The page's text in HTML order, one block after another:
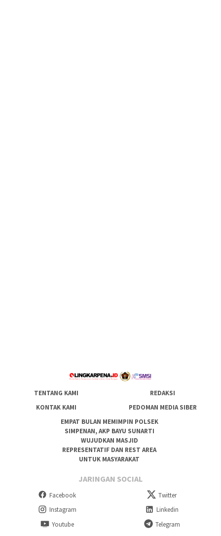
TENTANG KAMI
REDAKSI
KONTAK KAMI
PEDOMAN MEDIA SIBER
EMPAT BULAN MEMIMPIN POLSEK
SIMPENAN, AKP BAYU SUNARTI
WUJUDKAN MASJID
REPRESENTATIF DAN REST AREA
UNTUK MASYARAKAT
JARINGAN SOCIAL
Facebook
Twitter
Instagram
Linkedin
Youtube
Telegram